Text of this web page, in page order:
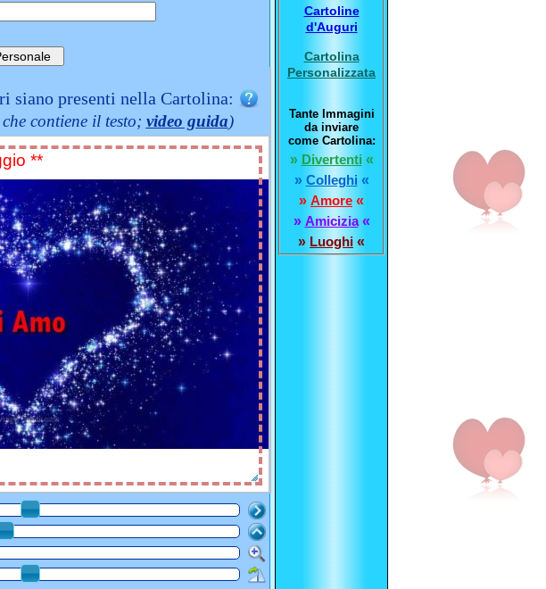
siano presenti nella Cartolina:
che contiene il testo; video guida)
Cartoline
d'Auguri
Cartolina
Personalizzata
Tante Immagini
da inviare
come Cartolina:
» Divertenti «
» Colleghi «
» Amore «
» Amicizia«
» Luoghi «